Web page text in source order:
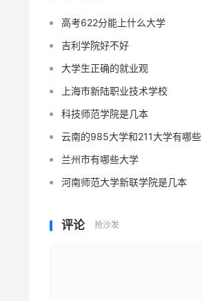
高考622分能上什么大学
吉利学院好不好
大学生正确的就业观
上海市新陆职业技术学校
科技师范学院是几本
云南的985大学和211大学有哪些
兰州市有哪些大学
河南师范大学新联学院是几本
评论 抢沙发